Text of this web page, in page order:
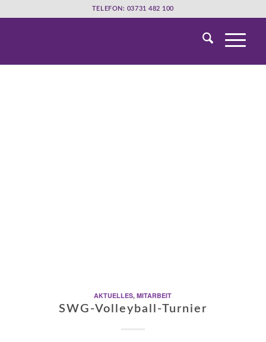
TELEFON: 03731 482 100
AKTUELLES,MITARBEIT
SWG-Volleyball-Turnier